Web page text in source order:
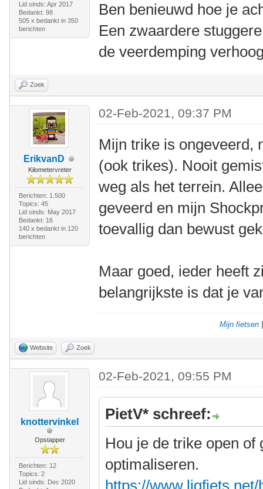
Lid sinds: Apr 2017
Bedankt: 98
505 x bedankt in 350
berichten
Ben benieuwd hoe je
Een zwaardere
de veerdemping
Zoek
ErikvanD
Kilometervreter
Berichten: 1.500
Topics: 45
Lid sinds: May 2017
Bedankt: 16
140 x bedankt in 120
berichten
02-Feb-2021, 09:37 PM
Mijn trike is ongeveerd,
(ook trikes). Nooit
weg als het terrein.
geveerd en mijn
toevallig dan bewust
Maar goed, ieder heeft
belangrijkste is dat je
Mijn fietsen
Website Zoek
knottervinkel
Opstapper
Berichten: 12
Topics: 2
Lid sinds: Dec 2020
02-Feb-2021, 09:55 PM
PietV* schreef:
Hou je de trike open of
optimaliseren.
https://